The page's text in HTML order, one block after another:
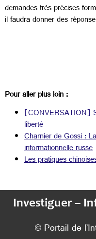
demandes très précises
il faudra donner des
Pour aller plus loin :
[CONVERSATION]
liberté
Charnier de Gossi :
informationnelle russe
Les pratiques
Investiguer –
© Portail de